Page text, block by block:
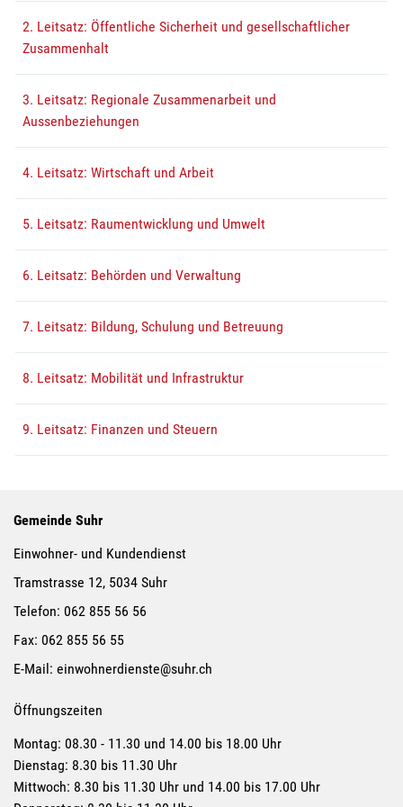
2. Leitsatz: Öffentliche Sicherheit und gesellschaftlicher
Zusammenhalt
3. Leitsatz: Regionale Zusammenarbeit und
Aussenbeziehungen
4. Leitsatz: Wirtschaft und Arbeit
5. Leitsatz: Raumentwicklung und Umwelt
6. Leitsatz: Behörden und Verwaltung
7. Leitsatz: Bildung, Schulung und Betreuung
8. Leitsatz: Mobilität und Infrastruktur
9. Leitsatz: Finanzen und Steuern
Gemeinde Suhr
Einwohner- und Kundendienst
Tramstrasse 12, 5034 Suhr
Telefon: 062 855 56 56
Fax: 062 855 56 55
E-Mail: einwohnerdienste@suhr.ch
Öffnungszeiten
Montag: 08.30 - 11.30 und 14.00 bis 18.00 Uhr
Dienstag: 8.30 bis 11.30 Uhr
Mittwoch: 8.30 bis 11.30 Uhr und 14.00 bis 17.00 Uhr